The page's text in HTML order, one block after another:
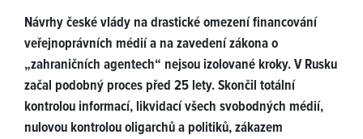
Návrhy české vlády na drastické omezení financování
veřejnoprávních médií a na zavedení zákona o
„zahraničních agentech“ nejsou izolované kroky. V Rusku
začal podobný proces před 25 lety. Skončil totální
kontrolou informací, likvidací všech svobodných médií,
nulovou kontrolou oligarchů a politiků, zákazem